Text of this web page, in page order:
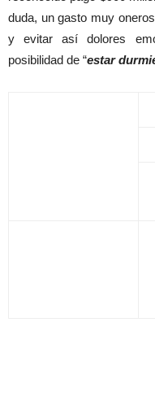
duda, un gasto muy
y evitar así dolores
posibilidad de “estar